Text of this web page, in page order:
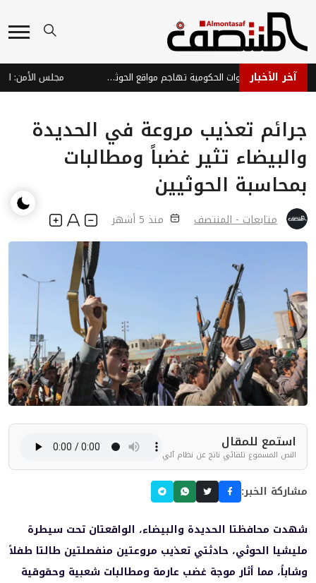
آخر الأخبار ردع عسكري واسع: القوات الحكومية تهاجم مواقع الحوثيين في الجوف ومحاور التماس
جرائم تعذيب مروعة في الحديدة
والبيضاء تثير غضباً ومطالبات
بمحاسبة الحوثيين
متابعات - المنتصف منذ 5 أشهر
استمع للمقال
النص المسموع تلقائي ناتج عن نظام آلي
مشاركة الخبر:
شهدت محافظتا الحديدة والبيضاء، الواقعتان تحت سيطرة
مليشيا الحوثي، حادثتي تعذيب مروعتين منفصلتين طالتا طفلاً
وشاباً، مما أثار موجة غضب عارمة ومطالبات شعبية وحقوقية